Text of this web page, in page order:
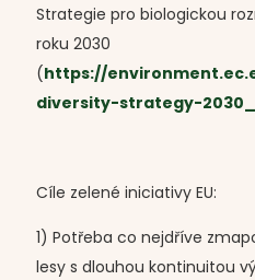
Strategie pro biologickou
roku 2030
(https://
diversity-strategy-
Cíle zelené iniciativy EU:
1) Potřeba co nejdříve
lesy s dlouhou kontinuitou